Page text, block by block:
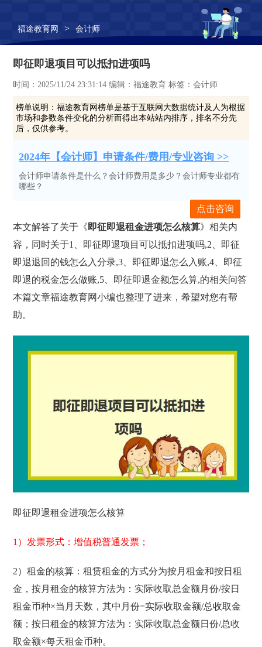
福途教育网 > 会计师
即征即退项目可以抵扣进项吗
时间：2025/11/24 23:31:14 编辑：福途教育 标签：会计师
榜单说明：福途教育网榜单是基于互联网大数据统计及人为根据
市场和参数条件变化的分析而得出本站站内排序，排名不分先
后，仅供参考。
2024年【会计师】申请条件/费用/专业咨询 >>
会计师申请条件是什么？会计师费用是多少？会计师专业都有
哪些？
点击咨询
本文解答了关于《 即征即退租金进项怎么核算》相关内
容，同时关于1、即征即退项目可以抵扣进项吗,2、即征
即退退回的钱怎么入分录,3、即征即退怎么入账,4、即征
即退的税金怎么做账,5、即征即退金额怎么算,的相关问答
本篇文章福途教育网小编也整理了进来，希望对您有帮
助。
即征即退租金进项怎么核算
1）发票形式：增值税普通发票；
2）租金的核算：租赁租金的方式分为按月租金和按日租
金，按月租金的核算方法为：实际收取总金额月份/按日
租金币种×当月天数，其中月份=实际收取金额/总收取金
额；按日租金的核算方法为：实际收取总金额日份/总收
取金额×每天租金币种。